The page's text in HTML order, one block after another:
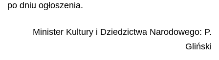
po dniu ogłoszenia.
Minister Kultury i Dziedzictwa Narodowego: P.
Gliński